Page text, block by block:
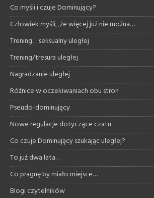
Co myśli i czuje Dominujący?
Człowiek myśli, ,że więcej już nie można…
Trening… seksualny uległej
Trening/tresura uległej
Nagradzanie uległej
Różnice w oczekiwaniach obu stron
Pseudo-dominujący
Nowe regulacje dotyczące czatu
Co czuje Dominujący szukając uległej?
To już dwa lata…
Co pragnę by miało miejsce…
Blogi czytelników